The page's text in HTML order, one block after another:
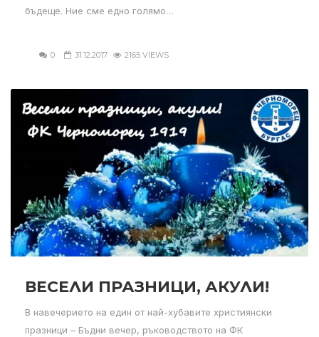
бъдеще. Ние сме едно голямо…
0 31.12.2017 2165 VIEWS
ВЕСЕЛИ ПРАЗНИЦИ, АКУЛИ!
В навечерието на един от най-хубавите християнски
празници – Бъдни вечер, ръководството на ФК